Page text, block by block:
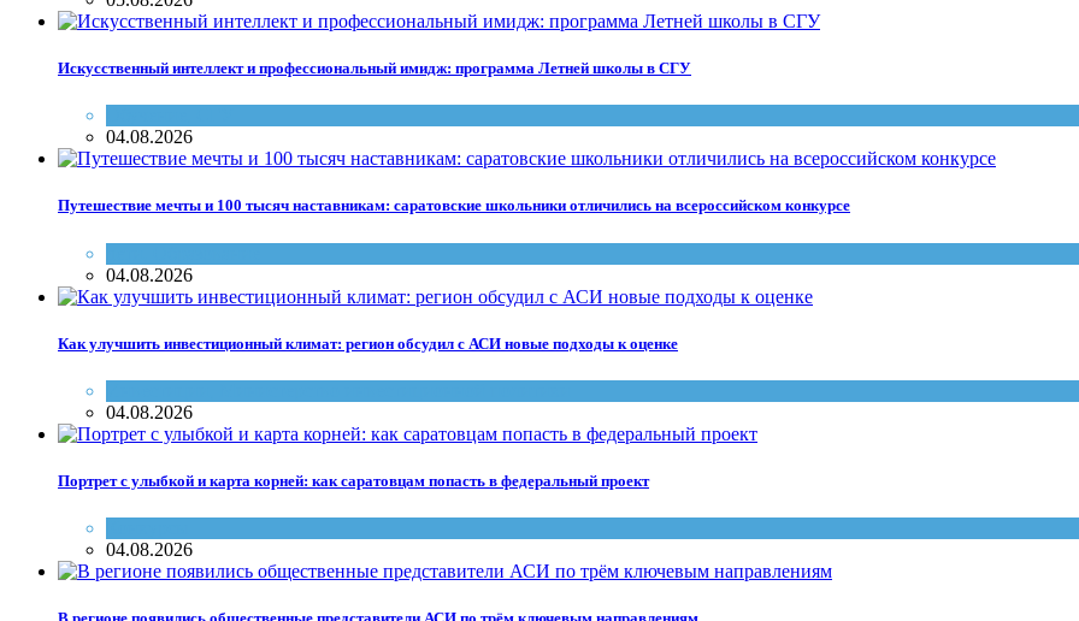
Искусственный интеллект и профессиональный имидж: программа Летней школы в СГУ
04.08.2026
Путешествие мечты и 100 тысяч наставникам: саратовские школьники отличились на всероссийском конкурсе
04.08.2026
Как улучшить инвестиционный климат: регион обсудил с АСИ новые подходы к оценке
04.08.2026
Портрет с улыбкой и карта корней: как саратовцам попасть в федеральный проект
04.08.2026